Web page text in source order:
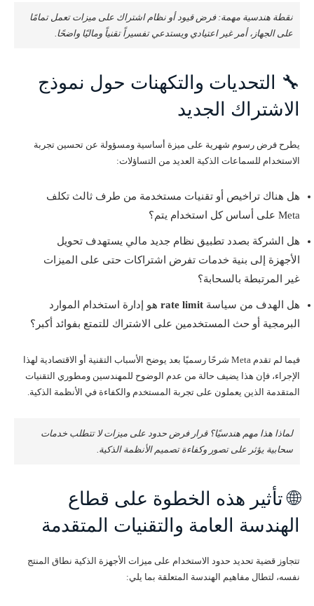
نقطة هندسية مهمة: فرض قيود أو نظام اشتراك على ميزات تعمل تمامًا
على الجهاز، أمر غير اعتيادي ويستدعي تفسيراً تقنياً وماليًا واضحًا.
🔧 التحديات والتكهنات حول نموذج
الاشتراك الجديد
يطرح فرض رسوم شهرية على ميزة أساسية ومسؤولة عن تحسين تجربة
الاستخدام للسماعات الذكية العديد من التساؤلات:
هل هناك تراخيص أو تقنيات مستخدمة من طرف ثالث تكلف
Meta على أساس كل استخدام يتم؟
هل الشركة بصدد تطبيق نظام جديد مالي يستهدف تحويل
الأجهزة إلى بنية خدمات تفرض اشتراكات حتى على الميزات
غير المرتبطة بالسحابة؟
هل الهدف من سياسة rate limit هو إدارة استخدام الموارد
البرمجية أو حث المستخدمين على الاشتراك للتمتع بفوائد أكبر؟
فيما لم تقدم Meta شرحًا رسميًا بعد يوضح الأسباب التقنية أو الاقتصادية لهذا
الإجراء، فإن هذا يضيف حالة من عدم الوضوح للمهندسين ومطوري التقنيات
المتقدمة الذين يعملون على تجربة المستخدم والكفاءة في الأنظمة الذكية.
لماذا هذا مهم هندسيًا؟ قرار فرض حدود على ميزات لا تتطلب خدمات
سحابية يؤثر على تصور وكفاءة تصميم الأنظمة الذكية.
🌐 تأثير هذه الخطوة على قطاع
الهندسة العامة والتقنيات المتقدمة
تتجاوز قضية تحديد حدود الاستخدام على ميزات الأجهزة الذكية نطاق المنتج
نفسه، لتطال مفاهيم الهندسة المتعلقة بما يلي: